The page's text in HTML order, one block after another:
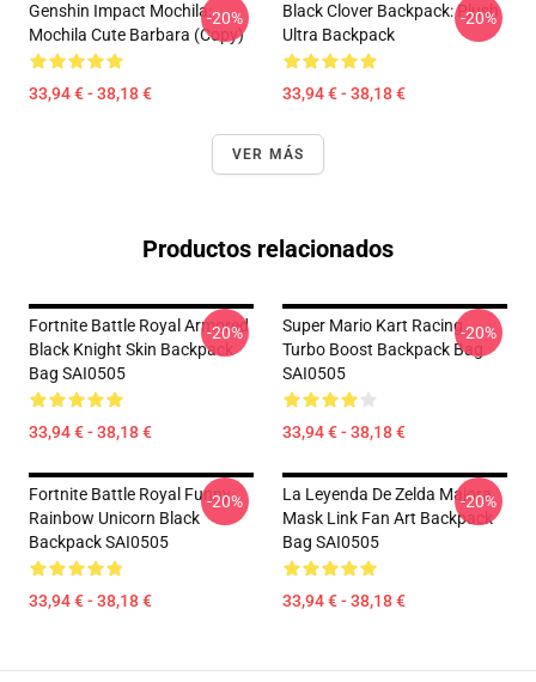
Genshin Impact Mochila:
Mochila Cute Barbara (Copy)
33,94 € - 38,18 €
-20%
Black Clover Backpack: Plush
Ultra Backpack
33,94 € - 38,18 €
-20%
VER MÁS
Productos relacionados
Fortnite Battle Royal Armored
Black Knight Skin Backpack
Bag SAI0505
33,94 € - 38,18 €
-20%
Super Mario Kart Racing
Turbo Boost Backpack Bag
SAI0505
33,94 € - 38,18 €
-20%
Fortnite Battle Royal Funny
Rainbow Unicorn Black
Backpack SAI0505
33,94 € - 38,18 €
-20%
La Leyenda De Zelda Majora
Mask Link Fan Art Backpack
Bag SAI0505
33,94 € - 38,18 €
-20%